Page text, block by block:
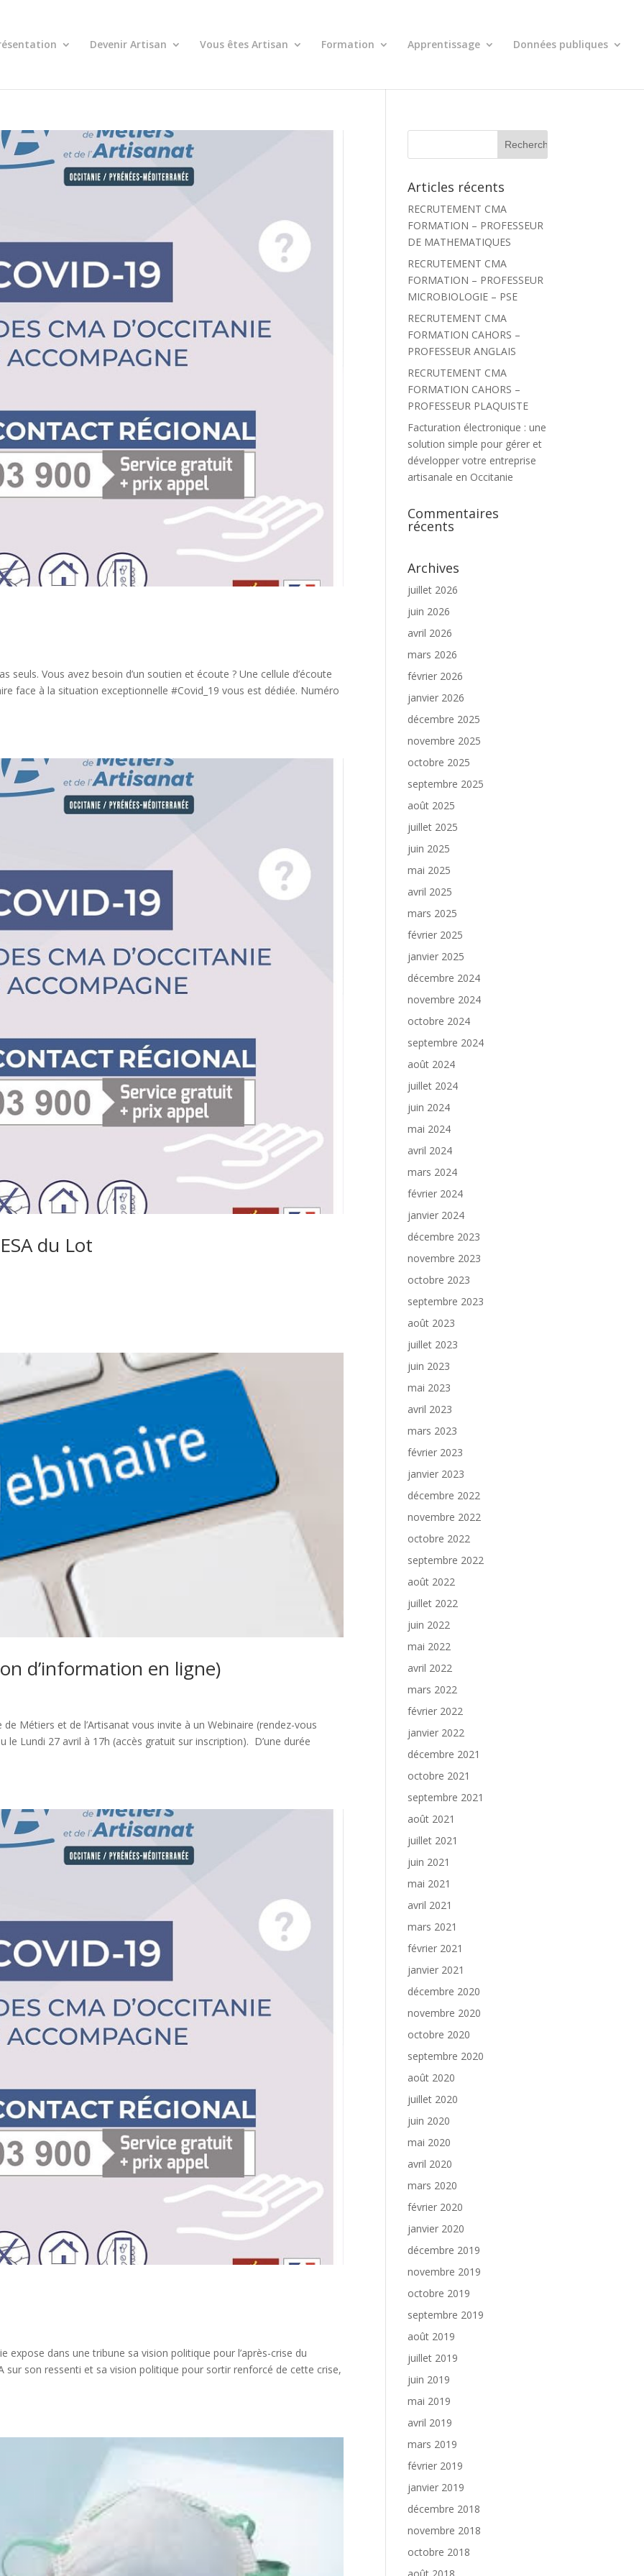
Devenir Artisan Vous êtes Artisan Formation Apprentissage Données publiques
seuls. Vous avez besoin d’un soutien et écoute ? Une cellule d’écoute
face à la situation exceptionnelle #Covid_19 vous est dédiée. Numéro
du Lot
d’information en ligne)
Métiers et de l’Artisanat vous invite à un Webinaire (rendez-vous
le Lundi 27 avril à 17h (accès gratuit sur inscription). D’une durée
expose dans une tribune sa vision politique pour l’après-crise du
sur son ressenti et sa vision politique pour sortir renforcé de cette crise,
c
e
c
h
r
:
Articles récents
RECRUTEMENT CMA
FORMATION – PROFESSEUR
DE MATHEMATIQUES
RECRUTEMENT CMA
FORMATION – PROFESSEUR
MICROBIOLOGIE – PSE
RECRUTEMENT CMA
FORMATION CAHORS –
PROFESSEUR ANGLAIS
RECRUTEMENT CMA
FORMATION CAHORS –
PROFESSEUR PLAQUISTE
Facturation électronique : une
solution simple pour gérer et
développer votre entreprise
artisanale en Occitanie
Commentaires
récents
Archives
juillet 2026
juin 2026
avril 2026
mars 2026
février 2026
janvier 2026
décembre 2025
novembre 2025
octobre 2025
septembre 2025
août 2025
juillet 2025
juin 2025
mai 2025
avril 2025
mars 2025
février 2025
janvier 2025
décembre 2024
novembre 2024
octobre 2024
septembre 2024
août 2024
juillet 2024
juin 2024
mai 2024
avril 2024
mars 2024
février 2024
janvier 2024
décembre 2023
novembre 2023
octobre 2023
septembre 2023
août 2023
juillet 2023
juin 2023
mai 2023
avril 2023
mars 2023
février 2023
janvier 2023
décembre 2022
novembre 2022
octobre 2022
septembre 2022
août 2022
juillet 2022
juin 2022
mai 2022
avril 2022
mars 2022
février 2022
janvier 2022
décembre 2021
octobre 2021
septembre 2021
août 2021
juillet 2021
juin 2021
mai 2021
avril 2021
mars 2021
février 2021
janvier 2021
décembre 2020
novembre 2020
octobre 2020
septembre 2020
août 2020
juillet 2020
juin 2020
mai 2020
avril 2020
mars 2020
février 2020
janvier 2020
décembre 2019
novembre 2019
octobre 2019
septembre 2019
août 2019
juillet 2019
juin 2019
mai 2019
avril 2019
mars 2019
février 2019
janvier 2019
décembre 2018
novembre 2018
octobre 2018